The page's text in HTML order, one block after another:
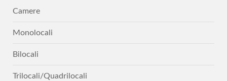
Camere
Monolocali
Bilocali
Trilocali/Quadrilocali